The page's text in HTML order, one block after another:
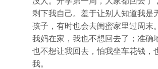
剩下我自己。羞于让别人知道我是
孩子，有时也会去闺蜜家里过周末
我妈在家，我也不想回去了；准确
也不想让我回去，怕我坐车花钱，
我。